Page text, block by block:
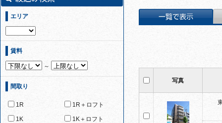
写真
エリア
賃料
～
間取り
1R 1R＋ロフト
1K 1K＋ロフト